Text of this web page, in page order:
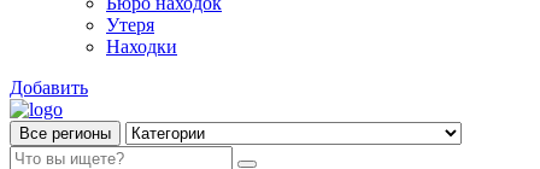
Утеря
Находки
Добавить
Все регионы